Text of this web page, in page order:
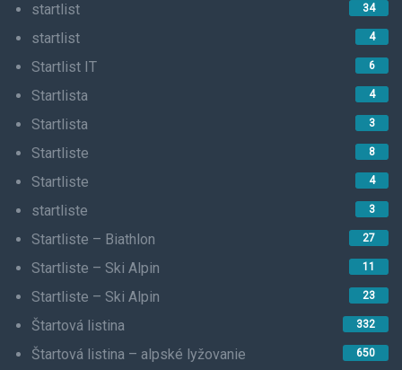
startlist 34
startlist 4
Startlist IT 6
Startlista 4
Startlista 3
Startliste 8
Startliste 4
startliste 3
Startliste – Biathlon 27
Startliste – Ski Alpin 11
Startliste – Ski Alpin 23
Štartová listina 332
Štartová listina – alpské lyžovanie 650